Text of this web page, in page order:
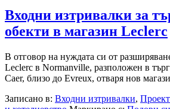
Входни изтривалки за
обекти в магазин Leclerc
В отговор на нуждата си от
Leclerc в Normanville, разположен в
Caer, близо до Evreux, отваря нов
Записано в: Входни изтривалки,